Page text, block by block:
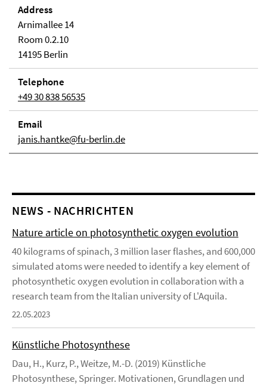
Address
Arnimallee 14
Room 0.2.10
14195 Berlin
Telephone
+49 30 838 56535
Email
janis.hantke@fu-berlin.de
NEWS - NACHRICHTEN
Nature article on photosynthetic oxygen evolution
40 kilograms of spinach, 3 million laser flashes, and 600,000
simulated atoms were needed to identify a key element of
photosynthetic oxygen evolution in collaboration with a
research team from the Italian university of L'Aquila.
22.05.2023
Künstliche Photosynthese
Dau, H., Kurz, P., Weitze, M.-D. (2019) Künstliche
Photosynthese, Springer. Motivationen, Grundlagen und